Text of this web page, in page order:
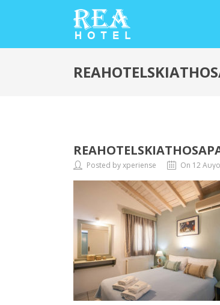
Posted by xperiense On 12